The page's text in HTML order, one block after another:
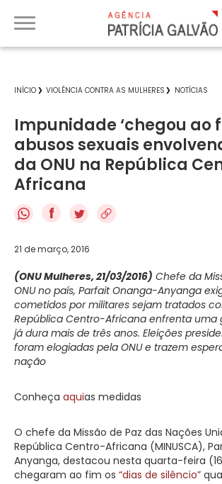
INÍCIO VIOLÊNCIA CONTRA AS MULHERES NOTÍCIAS
Impunidade ‘chegou ao
abusos sexuais
da ONU na República
Africana
f
21 de março, 2016
(ONU Mulheres, 21/03/2016) Chefe da
ONU no país, Parfait Onanga-Anyanga
cometidos por militares sejam tratados
República Centro-Africana enfrenta uma
já dura mais de três anos. Eleições
foram elogiadas pela ONU e trazem
nação
Conheça aquias medidas
O chefe da Missão de Paz das Nações
República Centro-Africana (MINUSCA),
Anyanga, destacou nesta quarta-feira
chegaram ao fim os “dias de silêncio”